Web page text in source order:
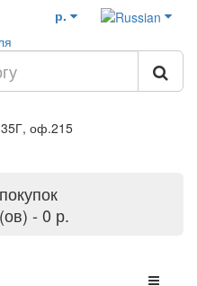
р.
35Г, оф.215
- 0 р.